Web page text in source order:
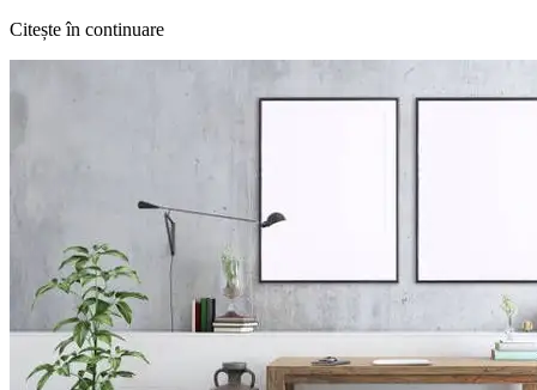
Citește în continuare